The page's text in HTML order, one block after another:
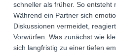
schneller als früher. So entsteht
Während ein Partner sich
Diskussionen vermeidet,
Vorwürfen. Was zunächst wie
sich langfristig zu einer tiefen